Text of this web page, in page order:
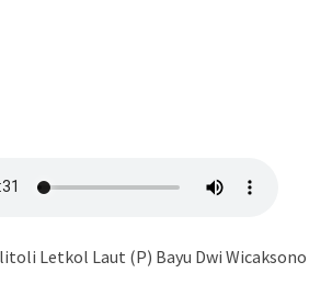
Letkol Laut (P) Bayu Dwi Wicaksono